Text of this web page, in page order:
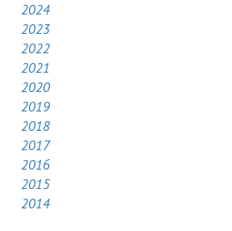
2024
2023
2022
2021
2020
2019
2018
2017
2016
2015
2014